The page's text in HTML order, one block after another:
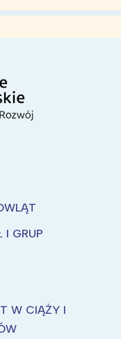
I GRUP
W CIĄŻY I